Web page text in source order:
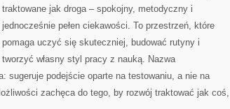
traktowane jak droga – spokojny, metodyczny i
jednocześnie pełen ciekawości. To przestrzeń, które
pomaga uczyć się skuteczniej, budować rutyny i
tworzyć własny styl pracy z nauką. Nazwa
sugeruje podejście oparte na testowaniu, a nie na
zachęca do tego, by rozwój traktować jak coś,